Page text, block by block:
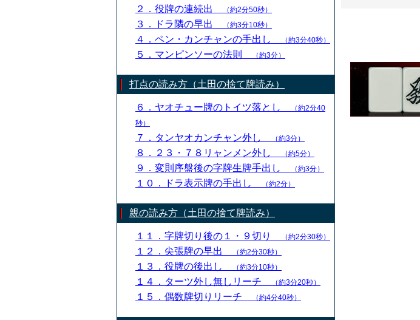
２．役牌の連続出 （約2分50秒）
３．ドラ隣の早出 （約3分10秒）
４．ペン・カンチャンの手出し （約3分40秒）
５．マンピンソーの法則 （約3分）
打点の読み方（土田の捨て牌読み）
６．ヤオチュー牌のトイツ落とし
（約2分40
秒）
７．タンヤオカンチャン外し （約3分）
８．２３・７８リャンメン外し （約5分）
９．変則序盤後の字牌生牌手出し （約3分）
１０．ドラ表示牌の手出し （約2分）
親の読み方（土田の捨て牌読み）
１１．字牌切り後の１・９切り （約2分30秒）
１２．尖張牌の早出 （約2分30秒）
１３．役牌の後出し （約3分10秒）
１４．ターツ外し無しリーチ （約3分20秒）
１５．偶数牌切りリーチ （約4分40秒）